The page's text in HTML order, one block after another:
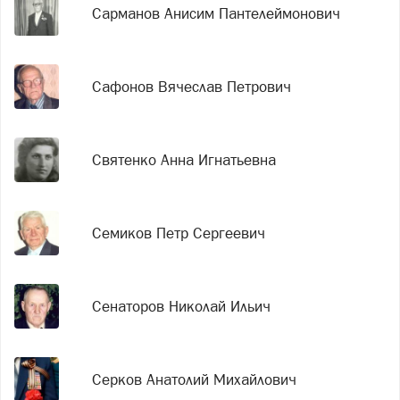
Сарманов Анисим Пантелеймонович
Сафонов Вячеслав Петрович
Святенко Анна Игнатьевна
Семиков Петр Сергеевич
Сенаторов Николай Ильич
Серков Анатолий Михайлович